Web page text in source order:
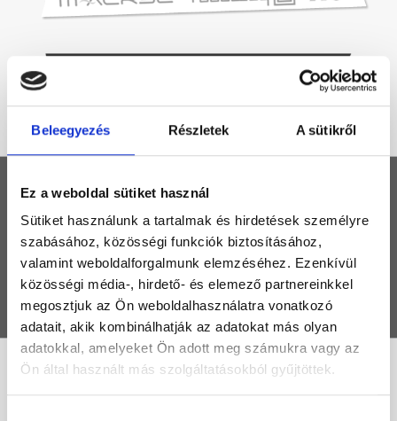
Beleegyezés Részletek A sütikről
Ez a weboldal sütiket használ
Sütiket használunk a tartalmak és hirdetések személyre
szabásához, közösségi funkciók biztosításához,
valamint weboldalforgalmunk elemzéséhez. Ezenkívül
közösségi média-, hirdető- és elemező partnereinkkel
megosztjuk az Ön weboldalhasználatra vonatkozó
adatait, akik kombinálhatják az adatokat más olyan
adatokkal, amelyeket Ön adott meg számukra vagy az
Ön által használt más szolgáltatásokból gyűjtöttek.
TERMÉKEK
MÁRKÁK
GYIK
KAPCSOLAT